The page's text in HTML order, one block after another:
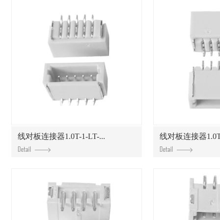
线对板连接器1.0T-1-LT-... 线对板连接器